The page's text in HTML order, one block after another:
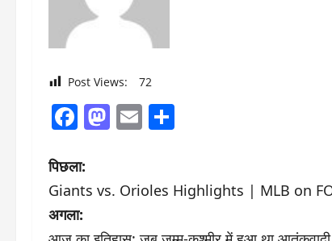
Post Views: 72
Facebook
Mastodon
Email
पो
स्ट
पिछला:
Giants vs. Orioles Highlights | MLB on
अगला: